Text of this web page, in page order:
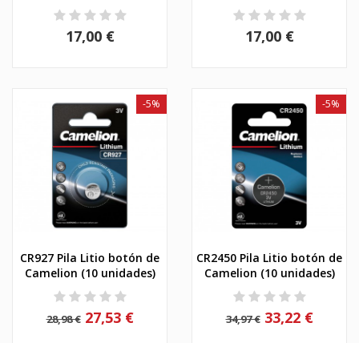
17,00 € 17,00 €
CR927 Pila Litio botón de
Camelion (10 unidades)
28,98 €
-5%
27,53 €
CR2450 Pila Litio botón de
Camelion (10 unidades)
34,97 €
-5%
33,22 €